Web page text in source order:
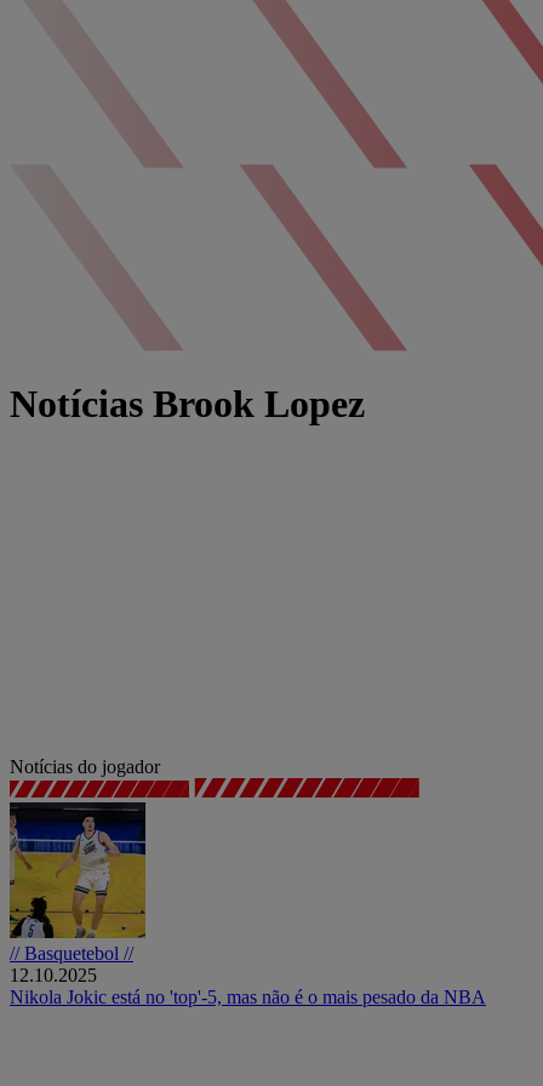
Notícias Brook Lopez
Notícias do jogador
// Basquetebol //
12.10.2025
Nikola Jokic está no 'top'-5, mas não é o mais pesado da NBA